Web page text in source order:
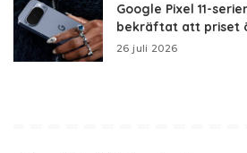
Google Pixel 11-
bekräftat att priset
26 juli 2026